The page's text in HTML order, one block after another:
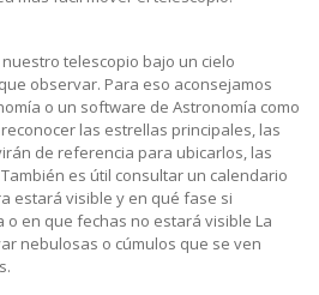
telescopio bajo un cielo
observar. Para eso aconsejamos
o un software de Astronomía como
las estrellas principales, las
de referencia para ubicarlos, las
es útil consultar un calendario
estará visible y en qué fase si
en que fechas no estará visible La
nebulosas o cúmulos que se ven